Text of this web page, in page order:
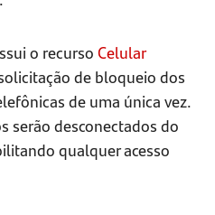
o recurso Celular
de bloqueio dos
de uma única vez.
serão desconectados do
qualquer acesso